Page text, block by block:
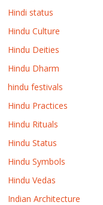
Hindi status
Hindu Culture
Hindu Deities
Hindu Dharm
hindu festivals
Hindu Practices
Hindu Rituals
Hindu Status
Hindu Symbols
Hindu Vedas
Indian Architecture